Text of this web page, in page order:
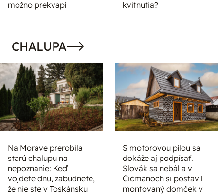
starú chalupu na
nepoznanie: Keď
vojdete dnu, zabudnete,
že nie ste v Toskánsku
dokáže aj podpísať.
Slovák sa nebál a v
Čičmanoch si postavil
montovaný domček v
duchu tradícií